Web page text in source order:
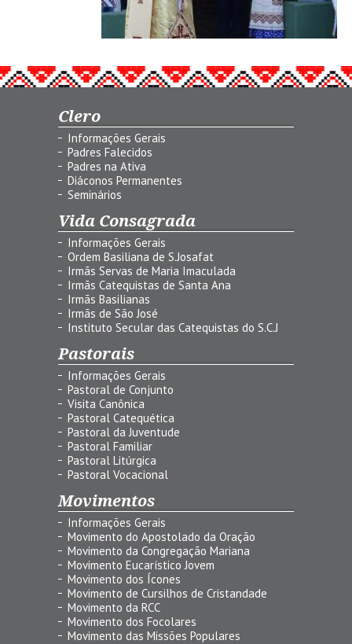
Clero
Informações Gerais
Padres Falecidos
Padres na Ativa
Diáconos Permanentes
Seminários
Vida Consagrada
Informações Gerais
Ordem Basiliana de S.Josafat
Irmãs Servas de Maria Imaculada
Irmãs Catequistas de Santa Ana
Irmãs Basilianas
Irmãs de São José
Instituto Secular das Catequistas do S.C.J
Pastorais
Informações Gerais
Pastoral de Conjunto
Visita Canônica
Pastoral Catequética
Pastoral da Juventude
Pastoral Familiar
Pastoral Litúrgica
Pastoral Vocacional
Movimentos
Informações Gerais
Movimento do Apostolado da Oração
Movimento da Congregação Mariana
Movimento Eucarístico Jovem
Movimento dos Ícones
Movimento de Cursilhos de Cristandade
Movimento da RCC
Movimento dos Focolares
Movimento das Missões Populares